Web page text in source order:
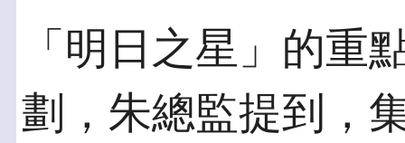
「明日之星」的重
劃，朱總監提到，